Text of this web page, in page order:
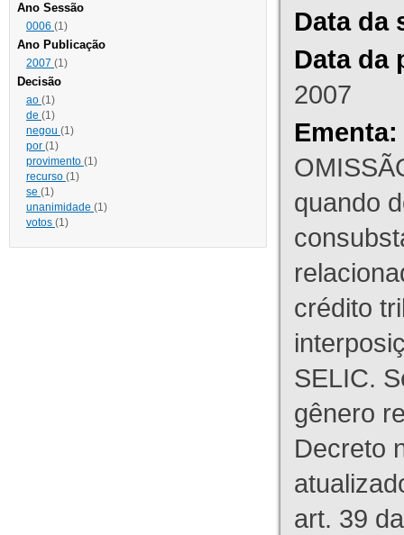
Ano Sessão
0006 (1)
Ano Publicação
2007 (1)
Decisão
ao (1)
de (1)
negou (1)
por (1)
provimento (1)
recurso (1)
se (1)
unanimidade (1)
votos (1)
Data da
Data da
2007
Ementa:
quando
crédito
SELIC.
gênero
Decreto
art. 39